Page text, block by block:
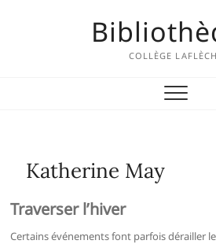
COLLÈGE
Katherine May
Traverser l’hiver
Certains événements font parfois dérailler